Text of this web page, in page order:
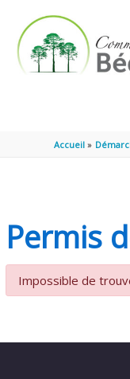
Accueil
Permis
Impossible de